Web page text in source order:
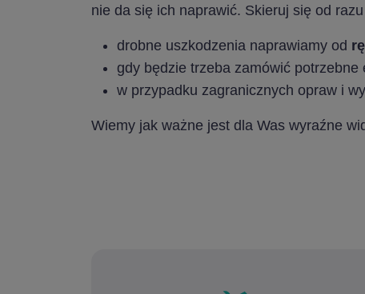
nie da się ich naprawić. Skieruj się od
drobne uszkodzenia naprawiamy od
gdy będzie trzeba zamówić
w przypadku zagranicznych opraw i
Wiemy jak ważne jest dla Was wyraźne